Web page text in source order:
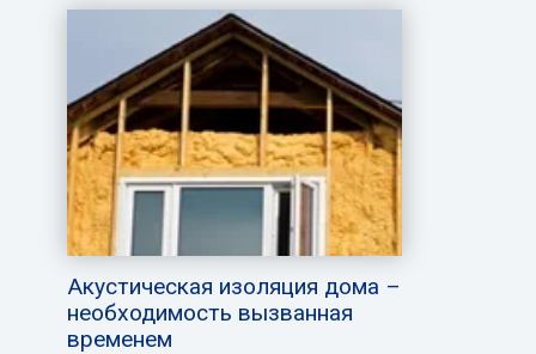
Акустическая изоляция дома –
необходимость вызванная
временем